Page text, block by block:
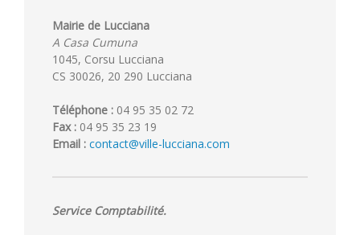
Mairie de Lucciana
A Casa Cumuna
1045, Corsu Lucciana
CS 30026, 20 290 Lucciana
Téléphone : 04 95 35 02 72
Fax : 04 95 35 23 19
Email : contact@ville-lucciana.com
Service Comptabilité.